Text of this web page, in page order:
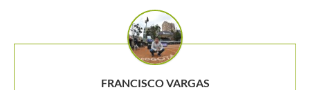
FRANCISCO VARGAS